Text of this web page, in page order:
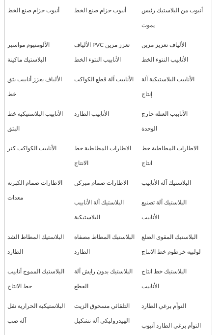
أنبوب حزام صنع الخط أنبوب حزام صنع الخط أنبوب من البلاستيك رئيس
يموت
الألومنيوم مواسير
البلاستيك ماكينة
الألياف PVC تعزز مزين
الأنابيب النتوء الخط
الألياف تعزيز مزين
الأنابيب النتوء الخط
الألياف يعزز أنابيب بثق
خط
الأنابيب آلة قطع الكواكب الأنابيب البلاستيكية آلة
إنتاج
الأنابيب البلاستيكية خط
البثق
الأنابيب الطارد الأنابيب العتلة خارج
الوحدة
الأنابيب الكواكب كتر الاطارات المطاطية خط
الانتاج
الاطارات المطاطية خط
انتاج
الاطارات صمام الكبرتة
معدات
الاطارات صمام مبركن البلاستيك آلة الأنابيب
البلاستيك آلة الأنابيب
البلاستيكية
البلاستيك آلة تصنيع
الأنابيب
البلاستيك المطاط الشد
الطارد
البلاستيك المطاط مصفاة
الطارد
البلاستيك المقوى الضلع
لولبية خرطوم خط الانتاج
البلاستيك المموج أنابيب
خط الانتاج
البلاستيك بدون رايش آلة
القطع
البلاستيك خط انتاج
الأنابيب
البلاستيكية الحرارية نقل
آلة صب
التلقائي مسحوق الزيت
الهيدروليكي آلة تشكيل
التوأم برغي الطارد
التوأم برغي الطارد أنبوب